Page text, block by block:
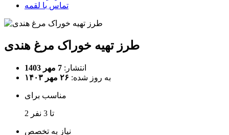
تماس با لقمه
طرز تهیه خوراک مرغ هندی
انتشار:
به روز شده:
مناسب برای
2 تا 3 نفر
نیاز به تخصص